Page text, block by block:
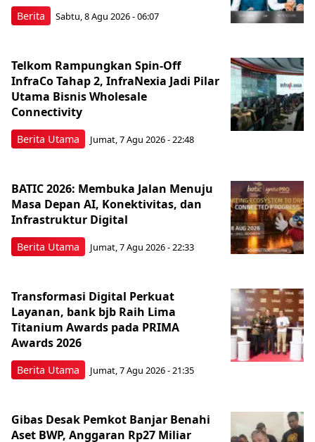
Berita Sabtu, 8 Agu 2026 - 06:07
Berita Utama
Telkom Rampungkan Spin-Off
InfraCo Tahap 2, InfraNexia Jadi Pilar
Utama Bisnis Wholesale
Connectivity
Jumat, 7 Agu 2026 - 22:48
Berita Utama
BATIC 2026: Membuka Jalan Menuju
Masa Depan AI, Konektivitas, dan
Infrastruktur Digital
Jumat, 7 Agu 2026 - 22:33
Berita Utama
Transformasi Digital Perkuat
Layanan, bank bjb Raih Lima
Titanium Awards pada PRIMA
Awards 2026
Jumat, 7 Agu 2026 - 21:35
Gibas Desak Pemkot Banjar Benahi
Aset BWP, Anggaran Rp27 Miliar